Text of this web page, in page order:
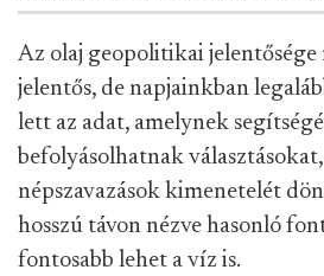
Az olaj geopolitikai
jelentős, de napjainkban
lett az adat, amelynek
befolyásolhatnak
népszavazások kimenetelét
hosszú távon nézve hasonló
fontosabb lehet a víz is.